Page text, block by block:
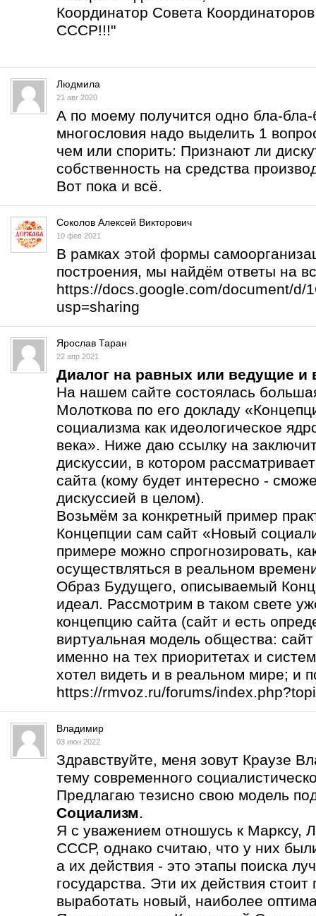
Координатор Совета
СССР!!!"
Людмила
21 авг 2020
А по моему получится одно бла-бла-
многословия надо выделить 1
чем или спорить: Признают ли
собственность на средства
Вот пока и всё.
Соколов Алексей Викторович
10 фев 2021
В рамках этой формы
построения, мы найдём ответы на
https://docs.google.com/document/d/
usp=sharing
Ярослав Таран
22 апр 2021
Диалог на равных или ведущие и
На нашем сайте состоялась
Молоткова по его докладу
социализма как идеологическое
века». Ниже даю ссылку на
дискуссии, в котором
сайта (кому будет интересно -
дискуссией в целом).
Возьмём за конкретный пример
Концепции сам сайт «Новый
примере можно спрогнозировать,
осуществляться в реальном
Образ Будущего, описываемый
идеал. Рассмотрим в таком свете
концепцию сайта (сайт и есть
виртуальная модель общества:
именно на тех приоритетах и
хотел видеть и в реальном мире; и
https://rmvoz.ru/forums/
Владимир
03 июн 2022
Здравствуйте, меня зовут Краузе
тему современного
Предлагаю тезисно свою модель
Социализм.
Я с уважением отношусь к Марксу,
СССР, однако считаю, что у них
а их действия - это этапы поиска
государства. Эти их действия
выработать новый, наиболее